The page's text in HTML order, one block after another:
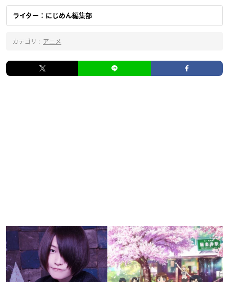
ライター：にじめん編集部
カテゴリ : アニメ